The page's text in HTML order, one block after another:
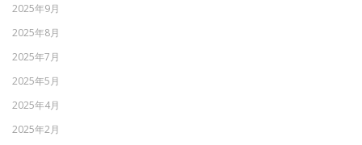
2025年9月
2025年8月
2025年7月
2025年5月
2025年4月
2025年2月